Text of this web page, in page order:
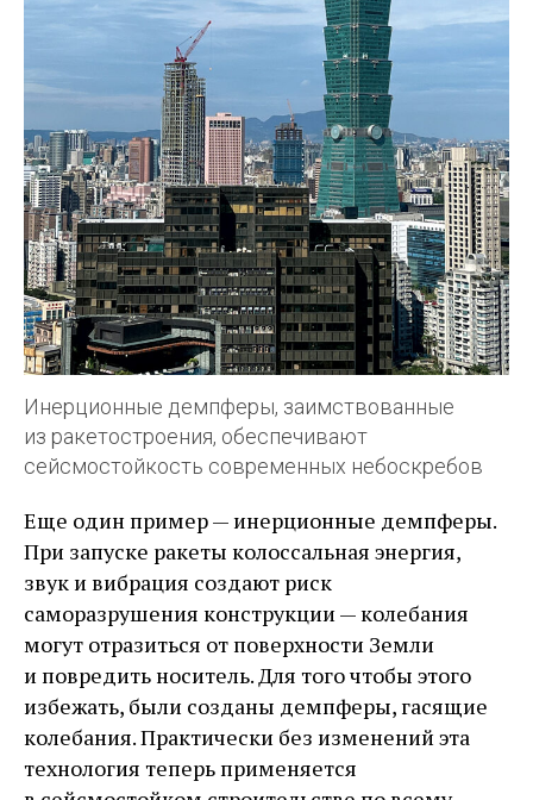
Инерционные демпферы, заимствованные
из ракетостроения, обеспечивают
сейсмостойкость современных небоскребов
Еще один пример — ​инерционные демпферы.
При запуске ракеты колоссальная энергия,
звук и вибрация создают риск
саморазрушения конструкции — ​колебания
могут отразиться от поверхности Земли
и повредить носитель. Для того чтобы этого
избежать, были созданы демпферы, гасящие
колебания. Практически без изменений эта
технология теперь применяется